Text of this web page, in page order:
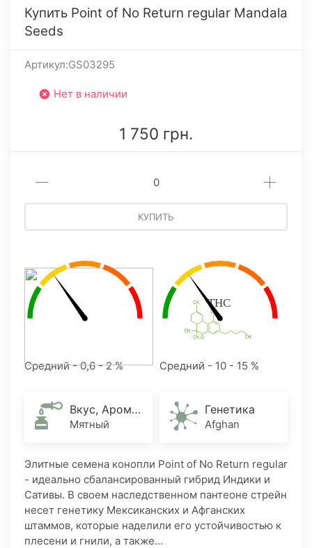
Купить Point of No Return regular Mandala
Seeds
Артикул:GS03295
Нет в наличии
1 750 грн.
КУПИТЬ
Средний - 0,6 - 2 % Средний - 10 - 15 %
Вкус, Аромат
Мятный
Генетика
Afghan
Элитные семена конопли Point of No Return regular
- идеально сбалансированный гибрид Индики и
Сативы. В своем наследственном пантеоне стрейн
несет генетику Мексиканских и Афганских
штаммов, которые наделили его устойчивостью к
плесени и гнили, а также...